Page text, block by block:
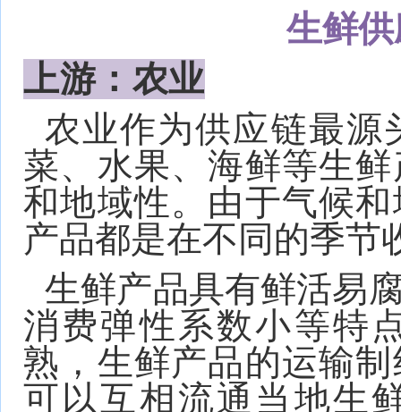
生鲜
上游：农业
农业作为供应链最源
菜、水果、海鲜等生
和地域性。由于气候
产品都是在不同的季节
生鲜产品具有鲜活易
消费弹性系数小等特
熟，生鲜产品的运输
可以互相流通当地生